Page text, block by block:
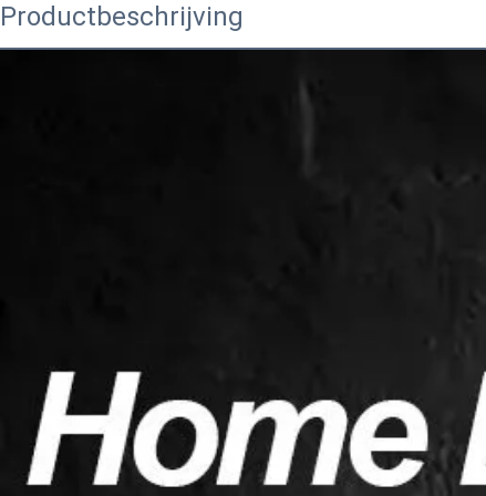
Productbeschrijving